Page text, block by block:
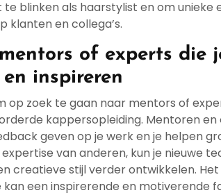
te blinken als haarstylist en om
klanten en collega’s.
of experts die
inspireren
op zoek te gaan naar mentors of
kappersopleiding. Mentoren
geven op je werk en je helpen
van anderen, kun je nieuwe
creatieve stijl verder ontwikkelen.
kan een inspirerende en motiverende